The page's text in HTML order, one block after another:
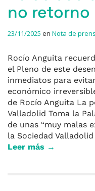
no retorno
23/11/2025 en Nota de
Rocío Anguita
el Pleno de este
inmediatos para
económico
de Rocío Anguita La
Valladolid Toma la
de unas “muy malas
la Sociedad
Leer más →